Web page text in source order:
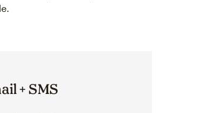
+ SMS